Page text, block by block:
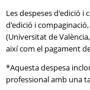
Les despeses d'edició i
d'edició i
(Universitat de
així com el pagament
*Aquesta despesa
professional amb una